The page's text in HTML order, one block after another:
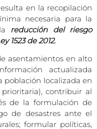
en la recopilación
necesaria para la
reducción del riesgo
1523 de 2012.
asentamientos en alto
actualizada
población localizada en
contribuir al
de la formulación de
de desastres ante el
formular políticas,